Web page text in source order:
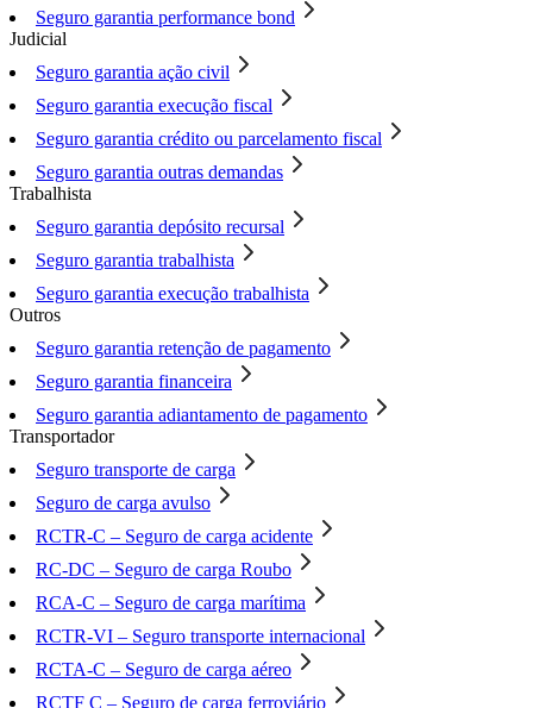
Seguro garantia performance bond
Judicial
Seguro garantia ação civil
Seguro garantia execução fiscal
Seguro garantia crédito ou parcelamento fiscal
Seguro garantia outras demandas
Trabalhista
Seguro garantia depósito recursal
Seguro garantia trabalhista
Seguro garantia execução trabalhista
Outros
Seguro garantia retenção de pagamento
Seguro garantia financeira
Seguro garantia adiantamento de pagamento
Transportador
Seguro transporte de carga
Seguro de carga avulso
RCTR-C – Seguro de carga acidente
RC-DC – Seguro de carga Roubo
RCA-C – Seguro de carga marítima
RCTR-VI – Seguro transporte internacional
RCTA-C – Seguro de carga aéreo
RCTF C – Seguro de carga ferroviário